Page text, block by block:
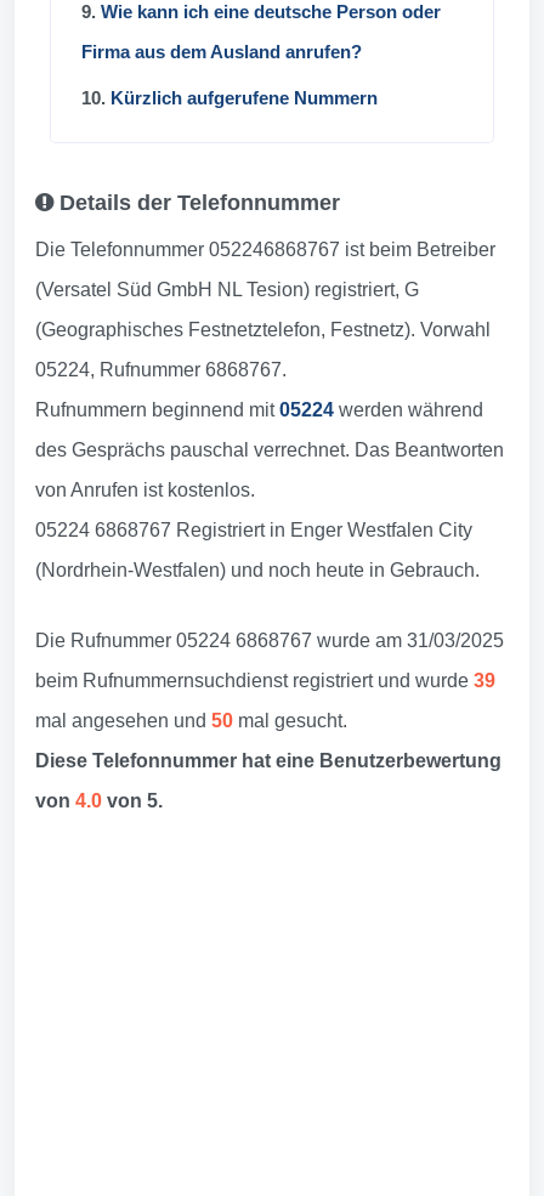
9. Wie kann ich eine deutsche Person oder
Firma aus dem Ausland anrufen?
10. Kürzlich aufgerufene Nummern
Details der Telefonnummer
Die Telefonnummer 052246868767 ist beim Betreiber
(Versatel Süd GmbH NL Tesion) registriert, G
(Geographisches Festnetztelefon, Festnetz). Vorwahl
05224, Rufnummer 6868767.
Rufnummern beginnend mit05224 werden während
des Gesprächs pauschal verrechnet. Das Beantworten
von Anrufen ist kostenlos.
05224 6868767 Registriert in Enger Westfalen City
(Nordrhein-Westfalen) und noch heute in Gebrauch.
Die Rufnummer 05224 6868767 wurde am 31/03/2025
beim Rufnummernsuchdienst registriert und wurde 39
mal angesehen und 50 mal gesucht.
Diese Telefonnummer hat eine Benutzerbewertung
von 4.0 von 5.